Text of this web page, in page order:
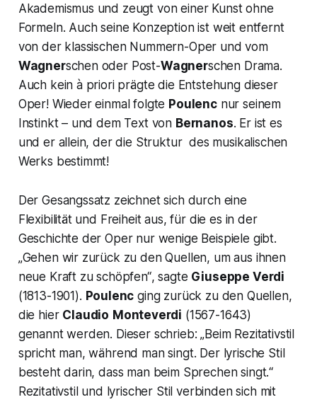
Akademismus und zeugt von einer Kunst ohne
Formeln. Auch seine Konzeption ist weit entfernt
von der klassischen Nummern-Oper und vom
Wagnerschen oder Post-Wagnerschen Drama.
Auch kein à priori prägte die Entstehung dieser
Oper! Wieder einmal folgte Poulencnur seinem
Instinkt – und dem Text von Bernanos. Er ist es
und er allein, der die Struktur des musikalischen
Werks bestimmt!
Der Gesangssatz zeichnet sich durch eine
Flexibilität und Freiheit aus, für die es in der
Geschichte der Oper nur wenige Beispiele gibt.
„Gehen wir zurück zu den Quellen, um aus ihnen
neue Kraft zu schöpfen“, sagte Giuseppe Verdi
(1813-1901). Poulenc ging zurück zu den Quellen,
die hier Claudio Monteverdi (1567-1643)
genannt werden. Dieser schrieb:„Beim Rezitativstil
spricht man, während man singt. Der lyrische Stil
besteht darin, dass man beim Sprechen singt.“
Rezitativstil und lyrischer Stil verbinden sich mit